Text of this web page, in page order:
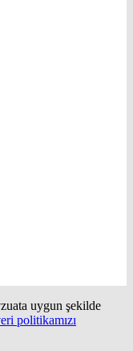
uygun şekilde
politikamızı